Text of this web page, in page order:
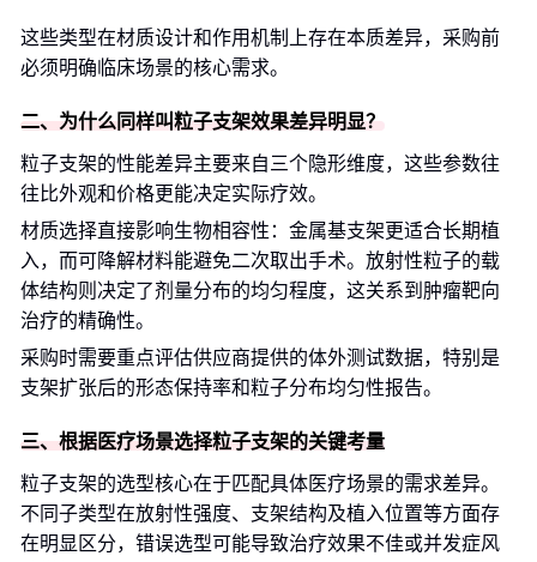
这些类型在材质设计和作用机制上存在本质差异，采购前
必须明确临床场景的核心需求。
二、为什么同样叫粒子支架效果差异明显？
粒子支架的性能差异主要来自三个隐形维度，这些参数往
往比外观和价格更能决定实际疗效。
材质选择直接影响生物相容性：金属基支架更适合长期植
入，而可降解材料能避免二次取出手术。放射性粒子的载
体结构则决定了剂量分布的均匀程度，这关系到肿瘤靶向
治疗的精确性。
采购时需要重点评估供应商提供的体外测试数据，特别是
支架扩张后的形态保持率和粒子分布均匀性报告。
三、根据医疗场景选择粒子支架的关键考量
粒子支架的选型核心在于匹配具体医疗场景的需求差异。
不同子类型在放射性强度、支架结构及植入位置等方面存
在明显区分，错误选型可能导致治疗效果不佳或并发症风